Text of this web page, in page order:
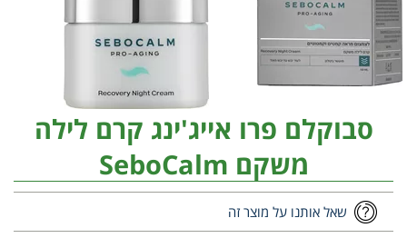
סבוקלם פרו אייג'ינג קרם לילה
משקם SeboCalm
שאל אותנו על מוצר זה